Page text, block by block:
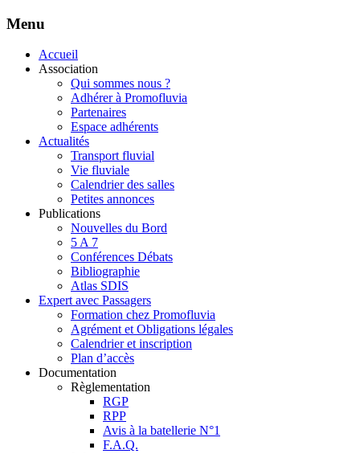
Menu
Aller
Accueil
Association
Qui sommes nous ?
Adhérer à Promofluvia
Partenaires
Espace adhérents
Actualités
Transport fluvial
Vie fluviale
Calendrier des salles
Petites annonces
Publications
Nouvelles du Bord
5 A 7
Conférences Débats
Bibliographie
Atlas SDIS
Expert avec Passagers
Formation chez Promofluvia
Agrément et Obligations légales
Calendrier et inscription
Plan d’accès
Documentation
Règlementation
RGP
RPP
Avis à la batellerie N°1
F.A.Q.